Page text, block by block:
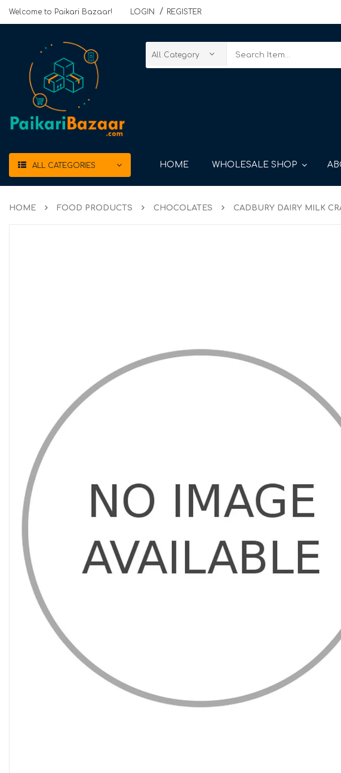
Welcome to Paikari Bazaar! LOGIN REGISTER
ALL CATEGORIES HOME WHOLESALE SHOP
HOME FOOD PRODUCTS CHOCOLATES CADBURY DAIRY MILK